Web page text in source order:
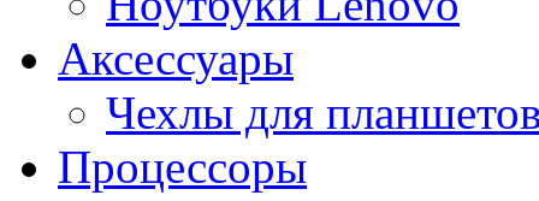
Аксессуары
Чехлы для
Процессоры